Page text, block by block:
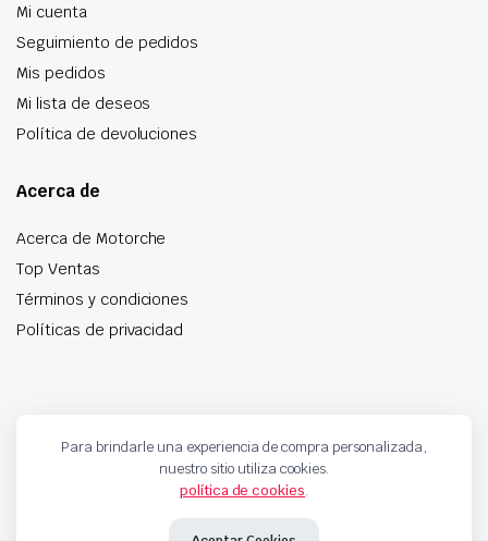
Mi cuenta
Seguimiento de pedidos
Mis pedidos
Mi lista de deseos
Política de devoluciones
Acerca de
Acerca de Motorche
Top Ventas
Términos y condiciones
Políticas de privacidad
airbag y mucho más
Para brindarle una experiencia de compra personalizada,
nuestro sitio utiliza cookies.
política de cookies.